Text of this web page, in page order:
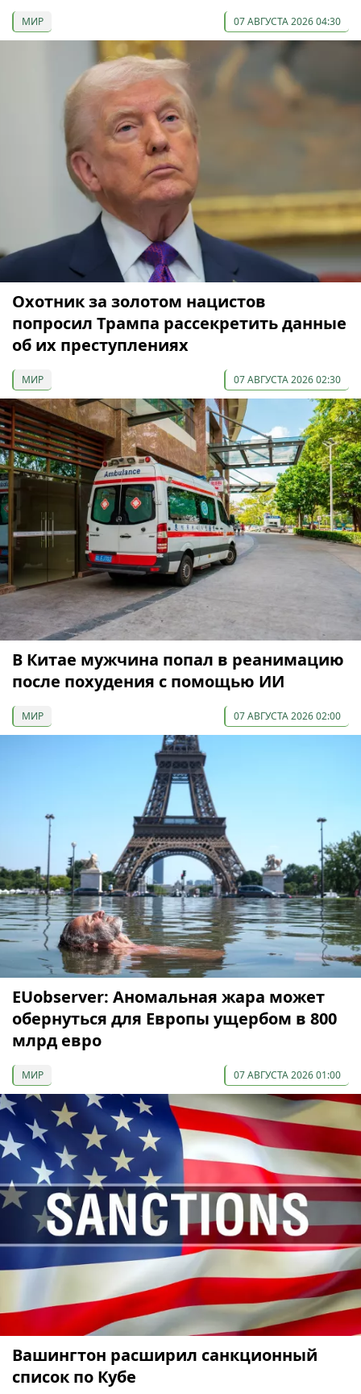
МИР 07 АВГУСТА 2026 04:30
Охотник за золотом нацистов
попросил Трампа рассекретить данные
об их преступлениях
МИР 07 АВГУСТА 2026 02:30
В Китае мужчина попал в реанимацию
после похудения с помощью ИИ
МИР 07 АВГУСТА 2026 02:00
EUobserver: Аномальная жара может
обернуться для Европы ущербом в 800
млрд евро
МИР 07 АВГУСТА 2026 01:00
Вашингтон расширил санкционный
список по Кубе